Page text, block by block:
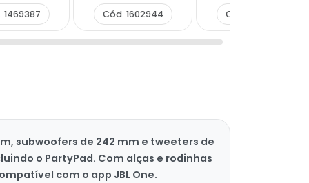
1469387
Negra (S Caja)
Cód. 1602944
Cód. 1397970
subwoofers de 242 mm e tweeters de
o PartyPad. Com alças e rodinhas
com o app JBL One.